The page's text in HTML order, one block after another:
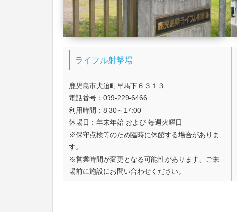
ライフル射撃場
鹿児島市犬迫町早馬下６３１３
電話番号：099-229-6466
利用時間：8:30～17:00
休場日：年末年始 および 毎週火曜日
※保守点検等のため臨時に休館する場合がありま
す。
※営業時間が変更となる可能性があります、ご来
場前に施設にお問い合わせください。